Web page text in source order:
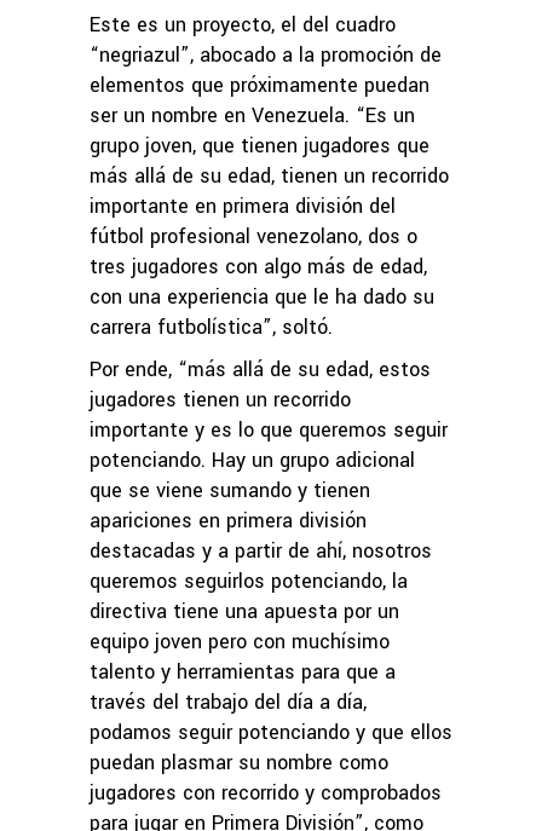
Este es un proyecto, el del cuadro
“negriazul”, abocado a la promoción de
elementos que próximamente puedan
ser un nombre en Venezuela. “Es un
grupo joven, que tienen jugadores que
más allá de su edad, tienen un recorrido
importante en primera división del
fútbol profesional venezolano, dos o
tres jugadores con algo más de edad,
con una experiencia que le ha dado su
carrera futbolística”, soltó.
Por ende, “más allá de su edad, estos
jugadores tienen un recorrido
importante y es lo que queremos seguir
potenciando. Hay un grupo adicional
que se viene sumando y tienen
apariciones en primera división
destacadas y a partir de ahí, nosotros
queremos seguirlos potenciando, la
directiva tiene una apuesta por un
equipo joven pero con muchísimo
talento y herramientas para que a
través del trabajo del día a día,
podamos seguir potenciando y que ellos
puedan plasmar su nombre como
jugadores con recorrido y comprobados
para jugar en Primera División”, como